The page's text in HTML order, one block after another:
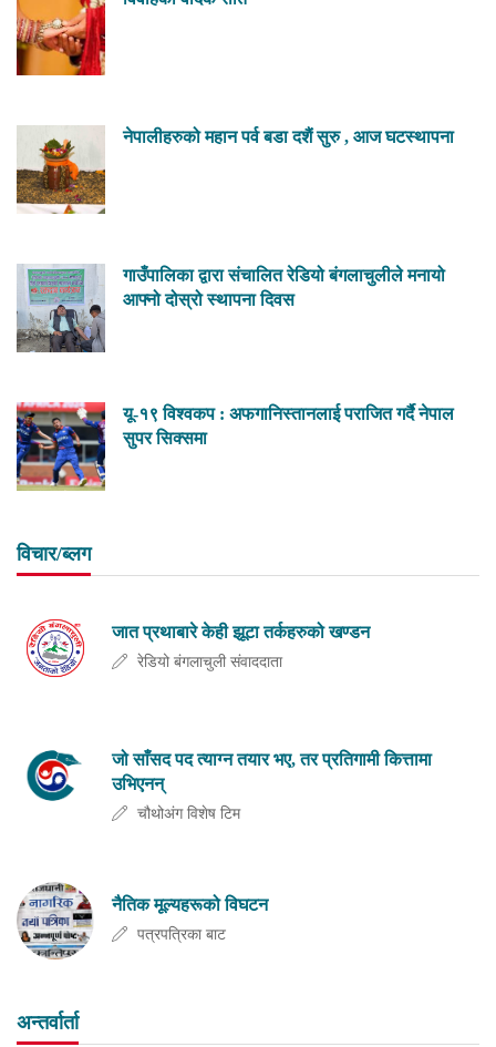
नेपालीहरुको महान पर्व बडा दशैं सुरु , आज घटस्थापना
गाउँपालिका द्वारा संचालित रेडियो बंगलाचुलीले मनायो
आफ्नो दोस्रो स्थापना दिवस
यू-१९ विश्वकप : अफगानिस्तानलाई पराजित गर्दै नेपाल
सुपर सिक्समा
विचार/ब्लग
जात प्रथाबारे केही झूटा तर्कहरुको खण्डन
रेडियो बंगलाचुली संवाददाता
जो साँसद पद त्याग्न तयार भए, तर प्रतिगामी कित्तामा
उभिएनन्
चौथोअंग विशेष टिम
नैतिक मूल्यहरूको विघटन
पत्रपत्रिका बाट
अन्तर्वार्ता